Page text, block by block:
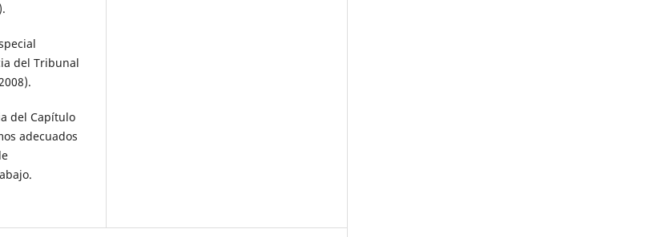
del Tribunal
del Capítulo
adecuados